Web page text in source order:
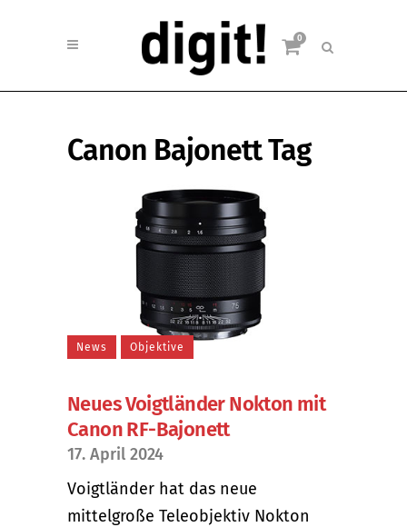
0
Canon Bajonett Tag
News Objektive
Neues Voigtländer Nokton mit
Canon RF-Bajonett
17. April 2024
Voigtländer hat das neue
mittelgroße Teleobjektiv Nokton